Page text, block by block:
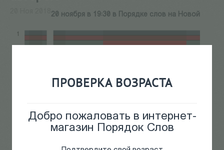
ПРОВЕРКА ВОЗРАСТА
Добро пожаловать в интернет-
магазин Порядок Слов
20 ноября в 19:30 в Порядке слов на Новой